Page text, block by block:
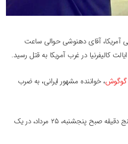
آقای دهنوشی حوالی ساعت
گوگوش، خواننده مشهور ایرانی، به ضرب
بر اساس گزارش رسانه‌های محلی آمریکا، آقای دهنوشی حوالی ساعت هشت و چهل و پنج دقیقه صبح پنجشنبه، ۲۵ مرداد، در یک